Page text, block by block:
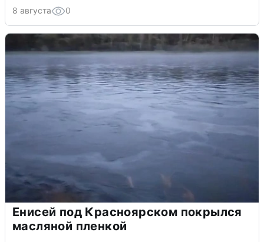
8 августа 0
Енисей под Красноярском покрылся
масляной пленкой